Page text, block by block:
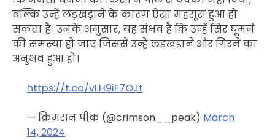
बल्कि उन्हें लड़खड़ाने के कारण ऐसा महसूस हुआ हो
सकता है। उनके अनुसार, यह संभव है कि उन्हें सिर घूमने
की समस्या हो जाए जिससे उन्हें लड़खड़ाने और गिरने का
अनुभव हुआ हो।
https://t.co/vLH9iF7OJt
— क्रिमसन पीक (@crimson__peak) March
14, 2024